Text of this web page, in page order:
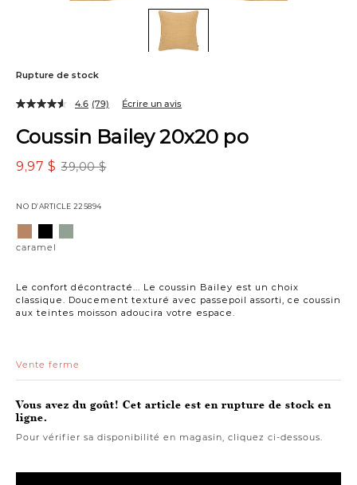
Rupture de stock
Coussin Bailey 20x20 po
39,00 $
9,97 $
NO D’ARTICLE 225894
Le confort décontracté... Le coussin Bailey est un choix
classique. Doucement texturé avec passepoil assorti, ce coussin
aux teintes moisson adoucira votre espace.
4.6 (79) Écrire un avis
Variations
caramel
Vente ferme
Vous avez du goût! Cet article est en rupture de stock en
ligne.
Pour vérifier sa disponibilité en magasin, cliquez ci-dessous.